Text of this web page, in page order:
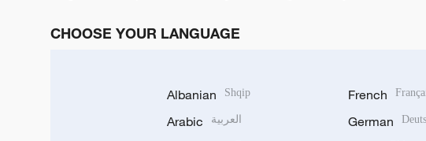
CHOOSE YOUR LANGUAGE
Albanian Shqip
Arabic العربية
French
German